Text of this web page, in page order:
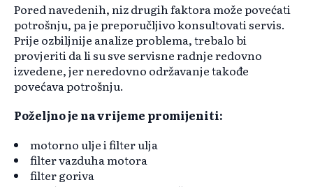
Pored navedenih, niz drugih faktora može povećati
potrošnju, pa je preporučljivo konsultovati servis.
Prije ozbiljnije analize problema, trebalo bi
provjeriti da li su sve servisne radnje redovno
izvedene, jer neredovno održavanje takođe
povećava potrošnju.
Poželjno je na vrijeme promijeniti:
motorno ulje i filter ulja
filter vazduha motora
filter goriva